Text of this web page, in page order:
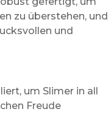
zu überstehen, und
und
um Slimer in all
Freude